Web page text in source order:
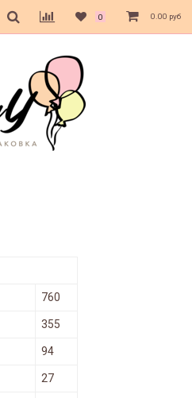
0 0.00 руб
760
355
94
27